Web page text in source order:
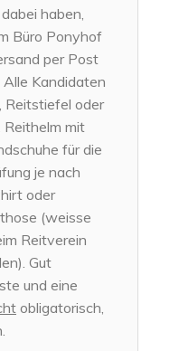
haben,
Büro Ponyhof
per Post
Kandidaten
Reitstiefel oder
mit
für die
je nach
oder
(weisse
Reitverein
Gut
und eine
obligatorisch,